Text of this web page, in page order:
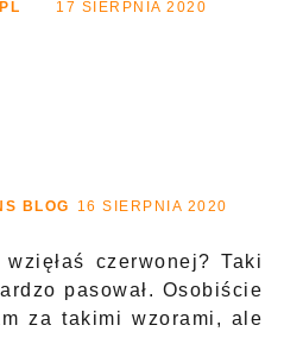
17 SIERPNIA 2020
BLOG
16 SIERPNIA 2020
czerwonej? Taki
pasował. Osobiście
za takimi wzorami, ale